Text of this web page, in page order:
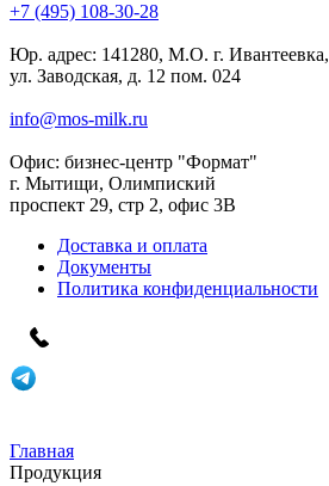
+7 (495) 108-30-28
Юр. адрес: 141280, М.О. г. Ивантеевка,
ул. Заводская, д. 12 пом. 024
info@mos-milk.ru
Офис: бизнес-центр "Формат"
г. Мытищи, Олимпиский
проспект 29, стр 2, офис 3B
Доставка и оплата
Документы
Политика конфиденциальности
Главная
Продукция